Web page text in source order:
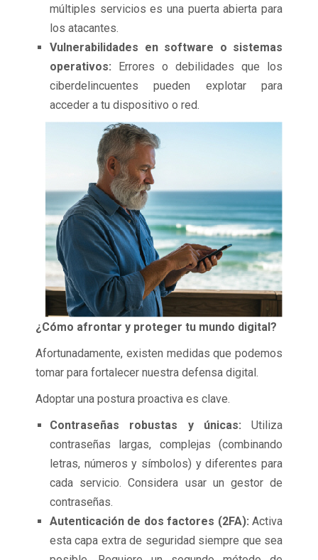
múltiples servicios es una puerta abierta para
los atacantes.
Vulnerabilidades en software o sistemas
operativos: Errores o debilidades que los
ciberdelincuentes pueden explotar para
acceder a tu dispositivo o red.
¿Cómo afrontar y proteger tu mundo digital?
Afortunadamente, existen medidas que podemos
tomar para fortalecer nuestra defensa digital.
Adoptar una postura proactiva es clave.
Contraseñas robustas y únicas: Utiliza
contraseñas largas, complejas (combinando
letras, números y símbolos) y diferentes para
cada servicio. Considera usar un gestor de
contraseñas.
Autenticación de dos factores (2FA): Activa
esta capa extra de seguridad siempre que sea